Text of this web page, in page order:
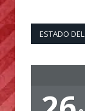
ESTADO